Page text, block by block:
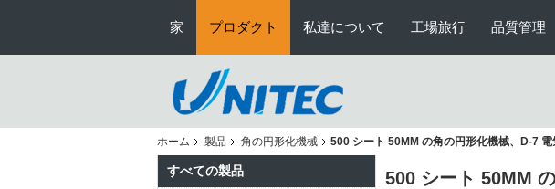
家 プロダクト 私達について 工場旅行 品質管理
ホーム 製品 角の円形化機械 500 シート 50MM の角の円形化機械、D-7
すべての製品 500 シート 50MM